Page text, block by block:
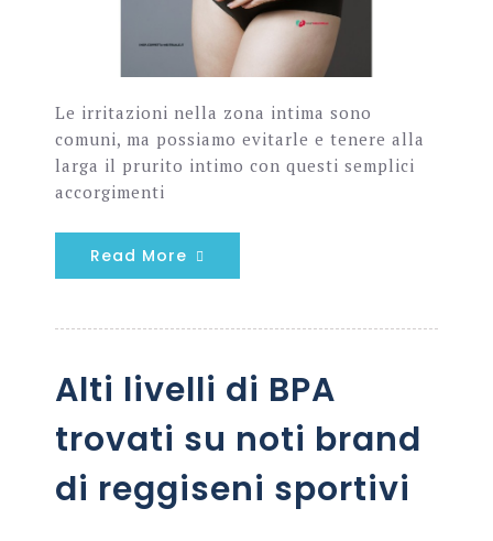
Le irritazioni nella zona intima sono
comuni, ma possiamo evitarle e tenere alla
larga il prurito intimo con questi semplici
accorgimenti
Read More
Alti livelli di BPA
trovati su noti brand
di reggiseni sportivi